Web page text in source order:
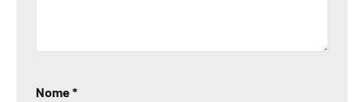
Nome*